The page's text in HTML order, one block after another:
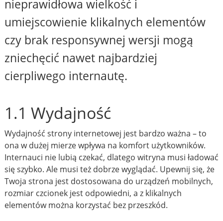
nieprawidłowa wielkość i
umiejscowienie klikalnych elementów
czy brak responsywnej wersji mogą
zniechęcić nawet najbardziej
cierpliwego internautę.
1.1 Wydajność
Wydajność strony internetowej jest bardzo ważna – to
ona w dużej mierze wpływa na komfort użytkowników.
Internauci nie lubią czekać, dlatego witryna musi ładować
się szybko. Ale musi też dobrze wyglądać. Upewnij się, że
Twoja strona jest dostosowana do urządzeń mobilnych,
rozmiar czcionek jest odpowiedni, a z klikalnych
elementów można korzystać bez przeszkód.